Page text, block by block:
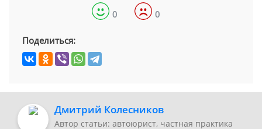
0 0
Поделиться:
Дмитрий Колесников
Автор статьи: автоюрист, частная практика